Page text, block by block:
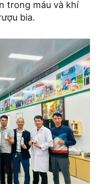
trong máu và khí
bia.